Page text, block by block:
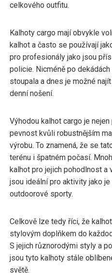
celkového outfitu.
Kalhoty cargo mají obvykle
kalhot a často se používají
pro profesionály jako jsou
policie. Nicméně po
stoupala a dnes je možné
denní nošení.
Výhodou kalhot cargo je
pevnost kvůli robustnějším
výrobu. To znamená, že se
terénu i špatném počasí.
kalhot pro jejich pohodlnost a
jsou ideální pro aktivity jako
outdoorové sporty.
Celkově lze tedy říci, že
stylovým doplňkem do
S jejich různorodými styly a
jsou tyto kalhoty stále
světě.